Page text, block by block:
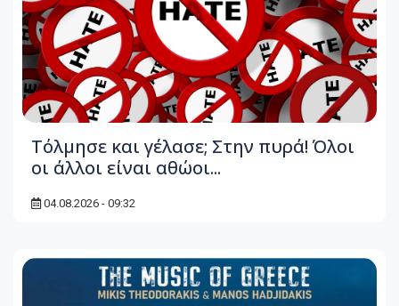
Τόλμησε και γέλασε; Στην πυρά! Όλοι
οι άλλοι είναι αθώοι...
04.08.2026 - 09:32